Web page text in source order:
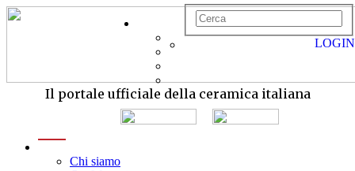
Il portale ufficiale della ceramica italiana
Chi siamo
LOGIN